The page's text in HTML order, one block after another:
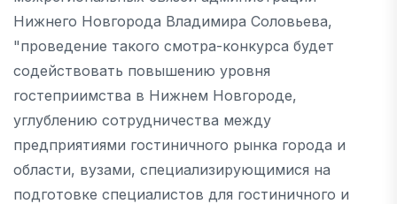
Нижнего Новгорода Владимира Соловьева,
"проведение такого смотра-конкурса будет
содействовать повышению уровня
гостеприимства в Нижнем Новгороде,
углублению сотрудничества между
предприятиями гостиничного рынка города и
области, вузами, специализирующимися на
подготовке специалистов для гостиничного и